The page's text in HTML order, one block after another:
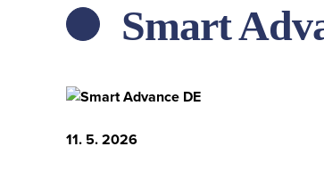
ZPĚT
Smart
11. 5. 2026